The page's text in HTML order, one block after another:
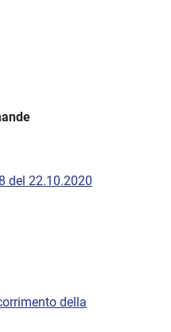
del 22.10.2020
della